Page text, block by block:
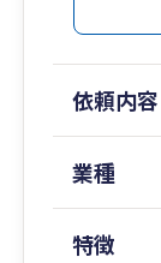
依頼内容
業種
特徴